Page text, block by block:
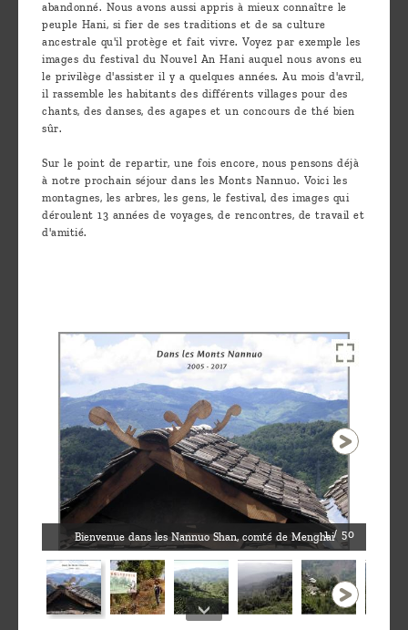
abandonné. Nous avons aussi appris à mieux connaître le
peuple Hani, si fier de ses traditions et de sa culture
ancestrale qu'il protège et fait vivre. Voyez par exemple les
images du festival du Nouvel An Hani auquel nous avons eu
le privilège d'assister il y a quelques années. Au mois d'avril,
il rassemble les habitants des différents villages pour des
chants, des danses, des agapes et un concours de thé bien
sûr.
Sur le point de repartir, une fois encore, nous pensons déjà
à notre prochain séjour dans les Monts Nannuo. Voici les
montagnes, les arbres, les gens, le festival, des images qui
déroulent 13 années de voyages, de rencontres, de travail et
d'amitié.
Bienvenue dans les Nannuo Shan, comté de Menghai1 / 50